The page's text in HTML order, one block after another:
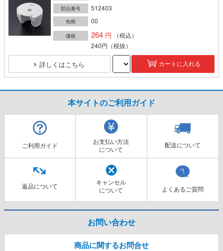
部品番号 512403
色柄 00
価格 264
（税込）
240円 （税抜）
詳しくはこちら カートに入れる
本サイトのご利用ガイド
ご利用ガイド
お支払い方法
について
配送について
返品について
キャンセル
について
よくあるご質問
お問い合わせ
商品に関するお問合せ